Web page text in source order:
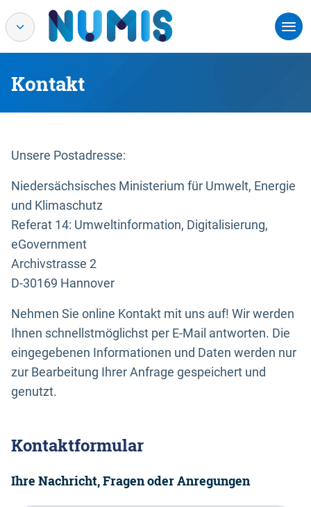
Kontakt
Unsere Postadresse:
Niedersächsisches Ministerium für Umwelt, Energie
und Klimaschutz
Referat 14: Umweltinformation, Digitalisierung,
eGovernment
Archivstrasse 2
D-30169 Hannover
Nehmen Sie online Kontakt mit uns auf! Wir werden
Ihnen schnellstmöglichst per E-Mail antworten. Die
eingegebenen Informationen und Daten werden nur
zur Bearbeitung Ihrer Anfrage gespeichert und
genutzt.
Kontaktformular
Ihre Nachricht, Fragen oder Anregungen